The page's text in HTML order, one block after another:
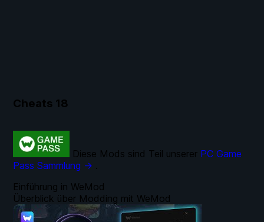
Cheats 18
Einführung in WeMod
Überblick über Modding mit WeMod
Diese Mods sind Teil unserer PC Game
Pass Sammlung → .